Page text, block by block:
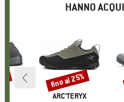
HANNO
MARCHIO
ARC'TERYX
Sconto
fino al 25%